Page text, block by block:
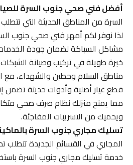
أفضل فني صحي جنوب السرة للصيانة
السرة من المناطق الحديثة التي تتطلب
لذا نوفر لكم أمهر فني صحي جنوب
مشاكل السباكة لضمان جودة الخدمات
خبرة طويلة في تركيب وصيانة الشبكات
مناطق السلام وحطين والشهداء، مع
قطع غيار أصلية وأدوات حديثة تضمن
مما يمنح منزلك نظام صرف صحي
ويحميك من التسريبات المفاجئة.
تسليك مجاري جنوب السرة بالماكينة
المجاري في القسائم الجديدة تتطلب
خدمة تسليك مجاري جنوب السرة